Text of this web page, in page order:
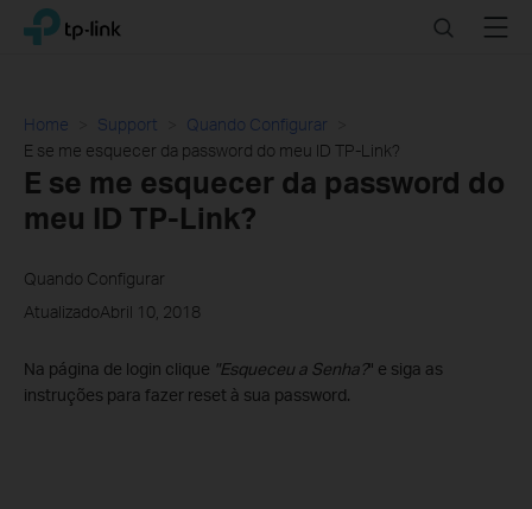
Click
navigation
TP-Link, Reliably Smart SearchMenu
Home Support
Quando Configurar
E se me esquecer da password do meu ID TP-Link?
E se me esquecer da password do
meu ID TP-Link?
Quando Configurar
AtualizadoAbril 10, 2018
Na página de login clique "Esqueceu a Senha?" e siga as
instruções para fazer reset à sua password.